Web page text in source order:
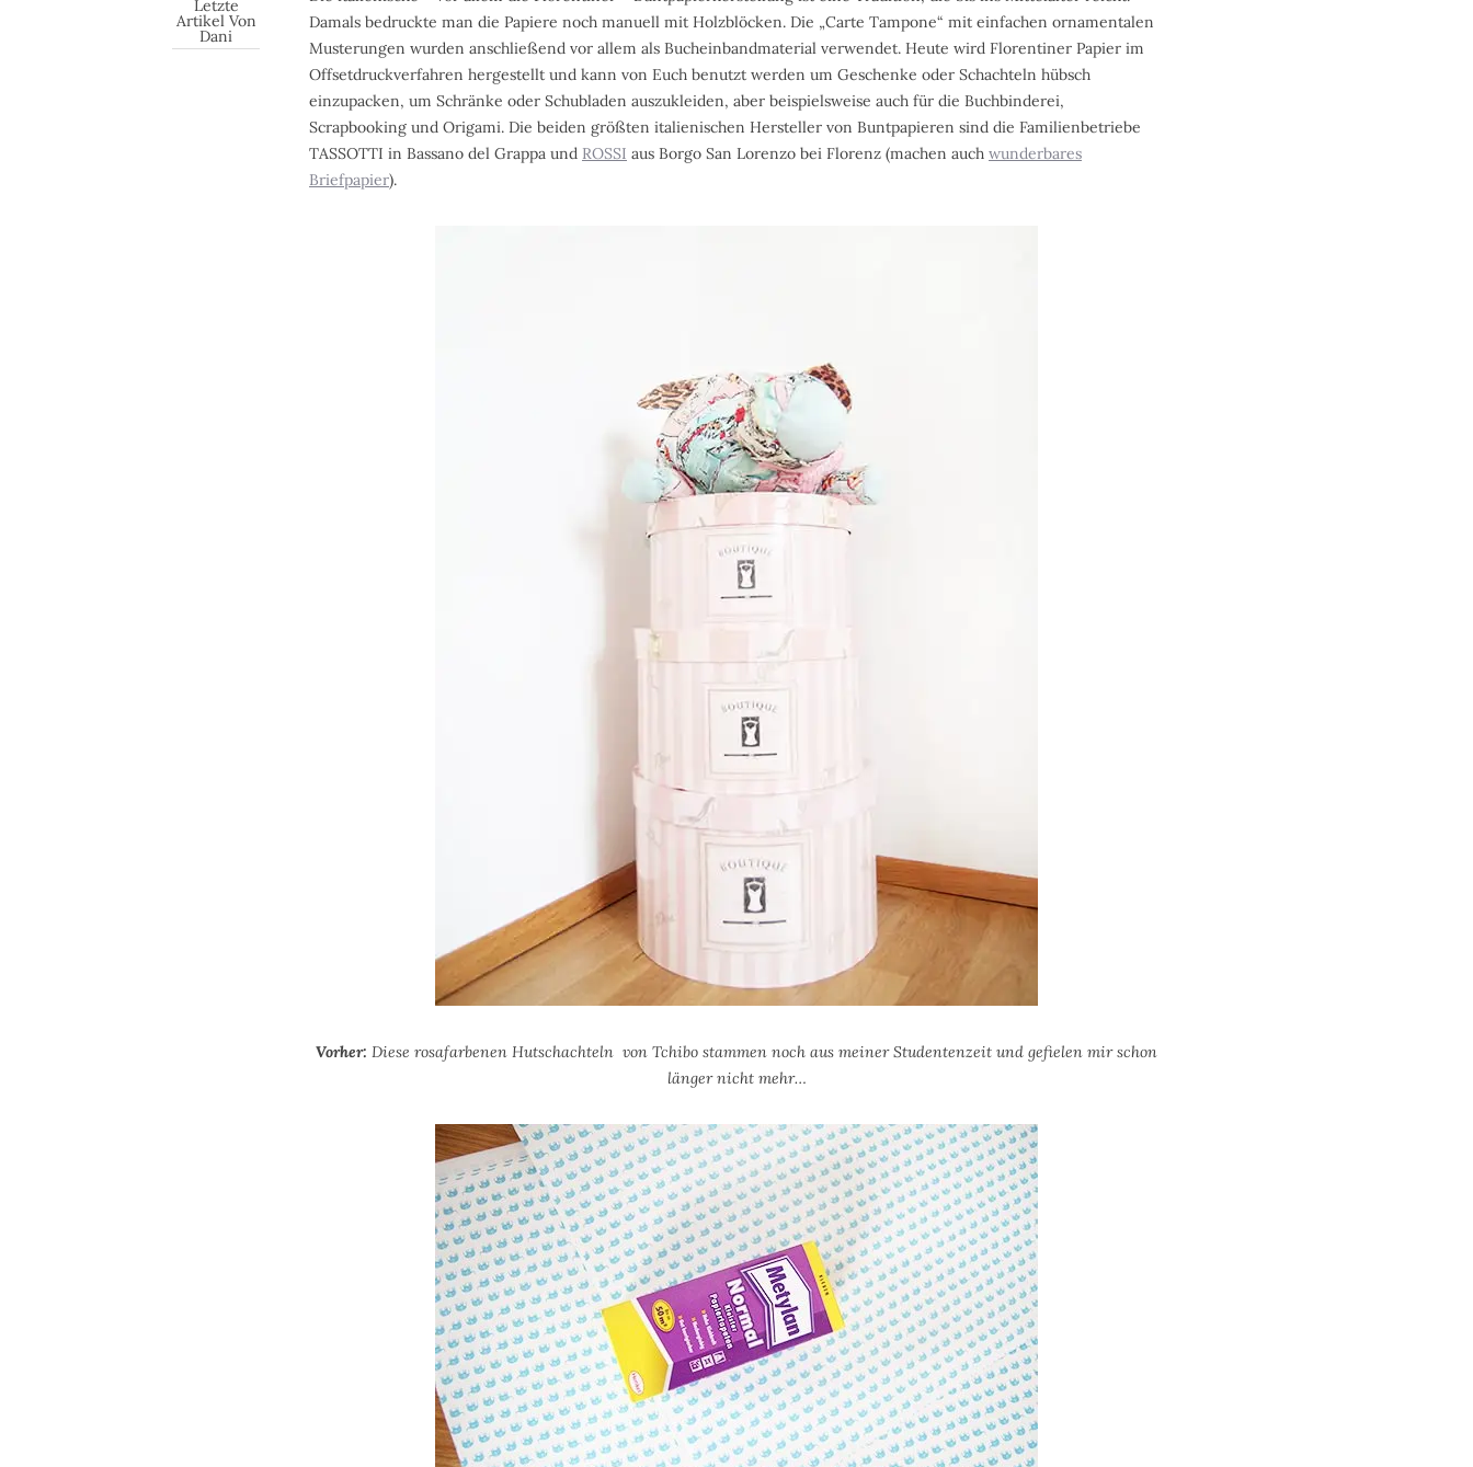
Letzte
Artikel Von
Dani
Damals bedruckte man die Papiere noch manuell mit Holzblöcken. Die „Carte Tampone“ mit einfachen ornamentalen
Musterungen wurden anschließend vor allem als Bucheinbandmaterial verwendet. Heute wird Florentiner Papier im
Offsetdruckverfahren hergestellt und kann von Euch benutzt werden um Geschenke oder Schachteln hübsch
einzupacken, um Schränke oder Schubladen auszukleiden, aber beispielsweise auch für die Buchbinderei,
Scrapbooking und Origami. Die beiden größten italienischen Hersteller von Buntpapieren sind die Familienbetriebe
TASSOTTI in Bassano del Grappa und ROSSI aus Borgo San Lorenzo bei Florenz (machen auch wunderbares
Briefpapier).
Vorher: Diese rosafarbenen Hutschachteln von Tchibo stammen noch aus meiner Studentenzeit und gefielen mir schon
länger nicht mehr…